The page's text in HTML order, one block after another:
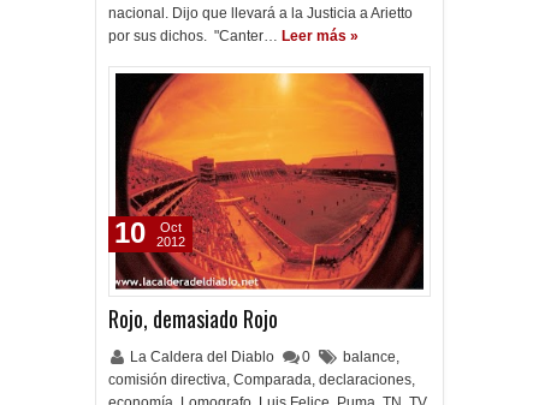
nacional. Dijo que llevará a la Justicia a Arietto
por sus dichos. "Canter… Leer más »
Rojo, demasiado Rojo
La Caldera del Diablo 0 balance,
comisión directiva, Comparada, declaraciones,
10
Oct
2012